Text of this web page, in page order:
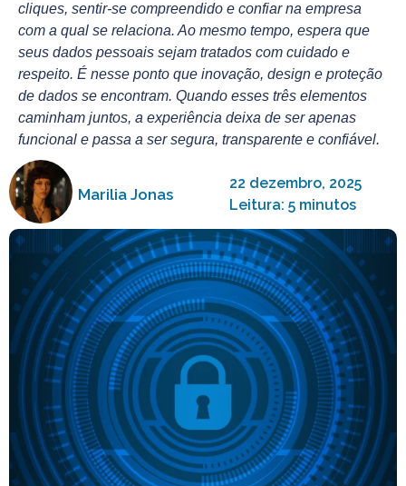
cliques, sentir-se compreendido e confiar na empresa
com a qual se relaciona. Ao mesmo tempo, espera que
seus dados pessoais sejam tratados com cuidado e
respeito. É nesse ponto que inovação, design e proteção
de dados se encontram. Quando esses três elementos
caminham juntos, a experiência deixa de ser apenas
funcional e passa a ser segura, transparente e confiável.
Marilia Jonas
22 dezembro, 2025
Leitura: 5 minutos